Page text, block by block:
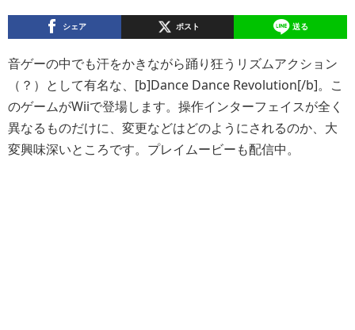
シェア ポスト 送る
音ゲーの中でも汗をかきながら踊り狂うリズムアクション
（？）として有名な、[b]Dance Dance Revolution[/b]。こ
のゲームがWiiで登場します。操作インターフェイスが全く
異なるものだけに、変更などはどのようにされるのか、大
変興味深いところです。プレイムービーも配信中。